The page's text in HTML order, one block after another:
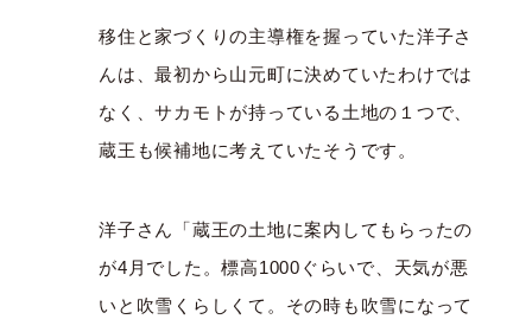
移住と家づくりの主導権を握っていた洋子さ
んは、最初から山元町に決めていたわけでは
なく、サカモトが持っている土地の１つで、
蔵王も候補地に考えていたそうです。
洋子さん「蔵王の土地に案内してもらったの
が4月でした。標高1000ぐらいで、天気が悪
いと吹雪くらしくて。その時も吹雪になって